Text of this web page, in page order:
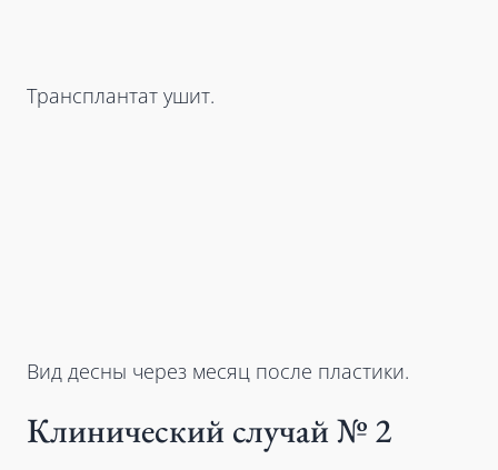
Трансплантат ушит.
Вид десны через месяц после пластики.
Клинический случай № 2